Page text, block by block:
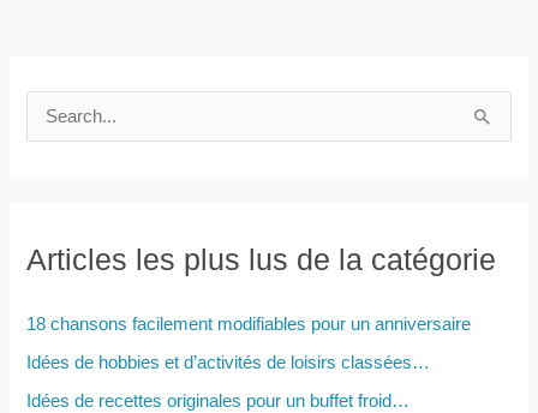
e
e
c
Articles les plus lus de la catégorie
18 chansons facilement modifiables pour un anniversaire
Idées de hobbies et d’activités de loisirs classées…
Idées de recettes originales pour un buffet froid…